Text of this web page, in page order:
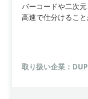
バーコードや二次
高速で仕分けるこ
版の新製品として
大100枚/分の処理
タッチパネルでの
可能です。これに
取り扱い企業：